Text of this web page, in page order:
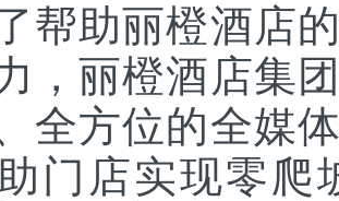
助丽橙酒店的
，丽橙酒店集
全方位的全媒
门店实现零爬